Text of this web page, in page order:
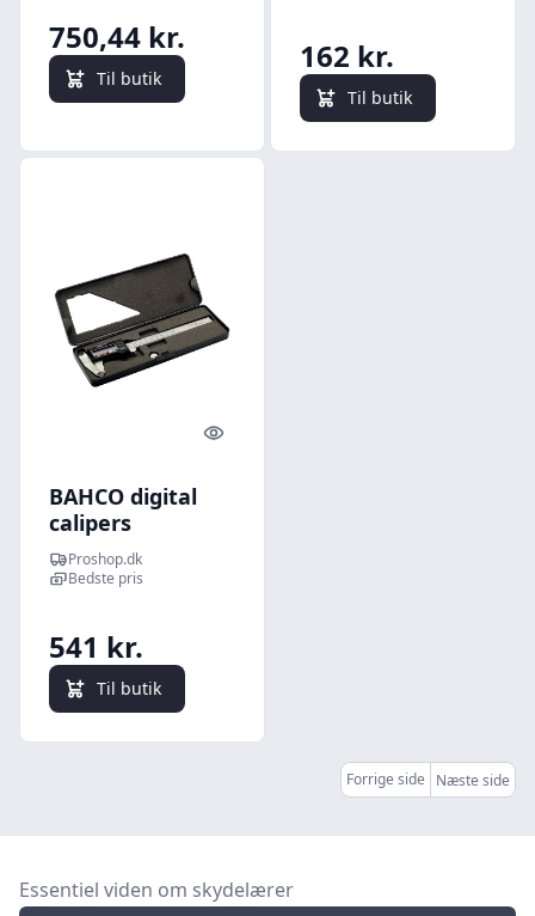
750,44 kr.
Til butik
162 kr.
Til butik
Quick look
BAHCO digital
calipers
Proshop.dk
Bedste pris
541 kr.
Til butik
Forrige side Næste side
Essentiel viden om skydelærer